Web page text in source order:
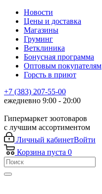
Новости
Цены и доставка
Магазины
Груминг
Ветклиника
Бонусная программа
Оптовым покупателям
Горсть в приют
+7 (383) 207-55-00
ежедневно 9:00 - 20:00
Гипермаркет зоотоваров
с лучшим ассортиментом
Личный кабинетВойти
Корзина пуста 0